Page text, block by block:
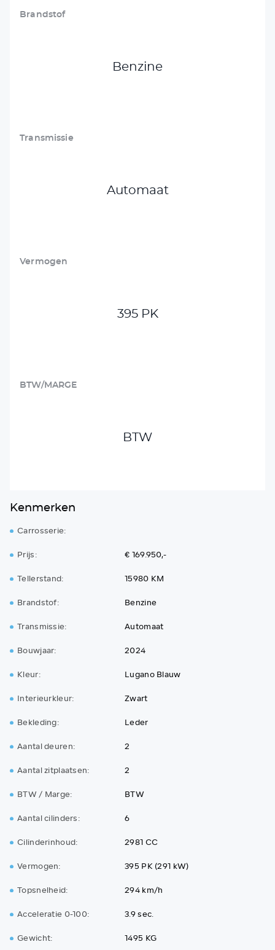
Brandstof
Benzine
Transmissie
Automaat
Vermogen
395 PK
BTW/MARGE
BTW
Kenmerken
Carrosserie:
Prijs:
€ 169.950,-
Tellerstand:
15980 KM
Brandstof:
Benzine
Transmissie:
Automaat
Bouwjaar:
2024
Kleur:
Lugano Blauw
Interieurkleur:
Zwart
Bekleding:
Leder
Aantal deuren:
2
Aantal zitplaatsen:
2
BTW / Marge:
BTW
Aantal cilinders:
6
Cilinderinhoud:
2981 CC
Vermogen:
395 PK (291 kW)
Topsnelheid:
294 km/h
Acceleratie 0-100:
3.9 sec.
Gewicht:
1495 KG